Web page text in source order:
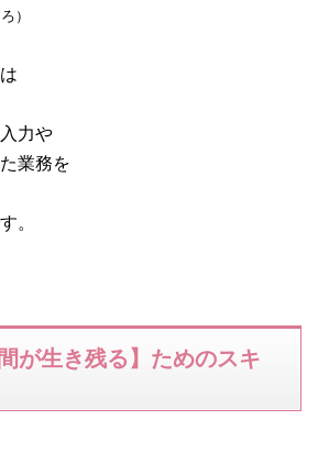
）
力や
業務を
。
が生き残る】ためのスキ